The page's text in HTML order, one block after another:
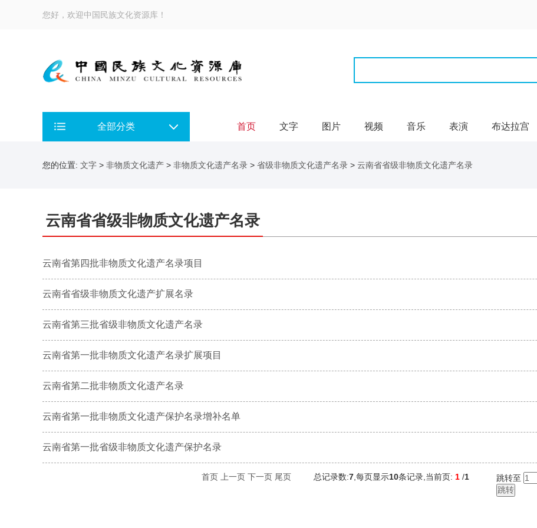
您好，欢迎中国民族文化资源库！
全部分类 首页 文字 图片 视频 音乐 表演 布达拉宫
您的位置: 文字 > 非物质文化遗产 > 非物质文化遗产名录 > 省级非物质文化遗产名录 > 云南省省级非物质文化遗产名录
云南省省级非物质文化遗产名录
云南省第四批非物质文化遗产名录项目
云南省省级非物质文化遗产扩展名录
云南省第三批省级非物质文化遗产名录
云南省第一批非物质文化遗产名录扩展项目
云南省第二批非物质文化遗产名录
云南省第一批非物质文化遗产保护名录增补名单
云南省第一批省级非物质文化遗产保护名录
首页 上一页 下一页 尾页 总记录数:7 ,每页显示10条记录,当前页: 1 /1 跳转至